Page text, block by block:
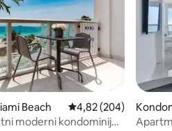
241
Beach Prosječna ocjena:
4,82 (204)
moderni kondominij